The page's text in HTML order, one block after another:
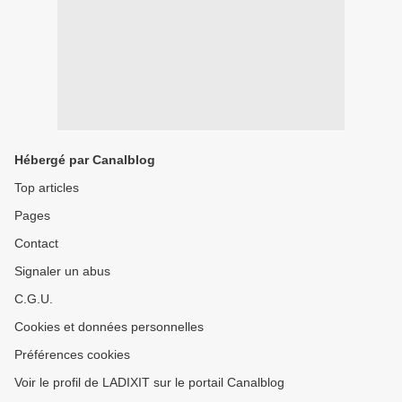
Hébergé par Canalblog
Top articles
Pages
Contact
Signaler un abus
C.G.U.
Cookies et données personnelles
Préférences cookies
Voir le profil de LADIXIT sur le portail Canalblog